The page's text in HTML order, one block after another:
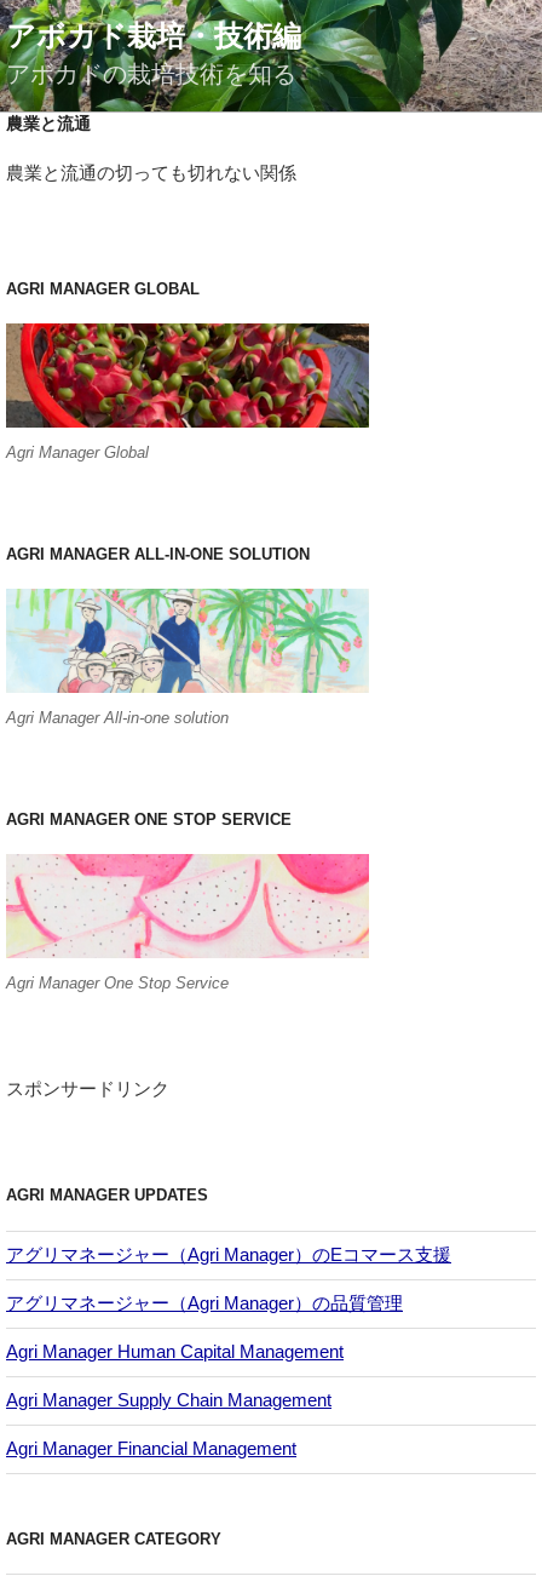
コ
ン
テ
ン
ツ
ス
アボカド栽培・技術編
アボカドの栽培技術を知る
農業と流通
農業と流通の切っても切れない関係
AGRI MANAGER GLOBAL
Agri Manager Global
AGRI MANAGER ALL-IN-ONE SOLUTION
Agri Manager All-in-one solution
AGRI MANAGER ONE STOP SERVICE
Agri Manager One Stop Service
スポンサードリンク
AGRI MANAGER UPDATES
アグリマネージャー（Agri Manager）のEコマース支援
アグリマネージャー（Agri Manager）の品質管理
Agri Manager Human Capital Management
Agri Manager Supply Chain Management
Agri Manager Financial Management
AGRI MANAGER CATEGORY